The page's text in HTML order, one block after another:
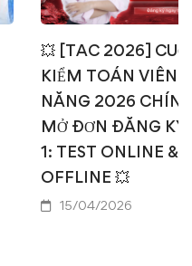
💥 [TAC 2026]
KIỂM TOÁN VIÊN
NĂNG 2026
MỞ ĐƠN ĐĂNG KÝ
1: TEST ONLINE &
OFFLINE 💥
15/04/2026